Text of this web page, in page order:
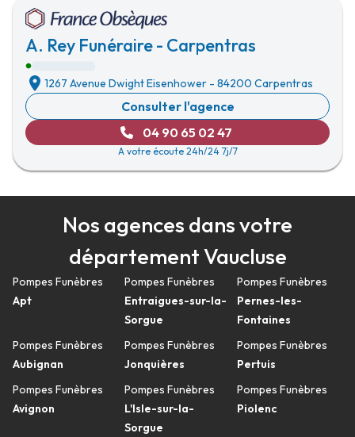
A. Rey Funéraire - Carpentras
1267 Avenue Dwight Eisenhower - 84200 Carpentras
Consulter l'agence
04 90 65 02 47
A votre écoute 24h/24 7j/7
Nos agences dans votre
département Vaucluse
Pompes Funèbres
Apt
Pompes Funèbres
Aubignan
Pompes Funèbres
Avignon
Pompes Funèbres
Entraigues-sur-la-
Sorgue
Pompes Funèbres
Jonquières
Pompes Funèbres
L'Isle-sur-la-
Sorgue
Pompes Funèbres
Pernes-les-
Fontaines
Pompes Funèbres
Pertuis
Pompes Funèbres
Piolenc